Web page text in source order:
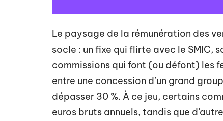
Le paysage de la rémunération des
socle : un fixe qui flirte avec le SMIC,
commissions qui font (ou défont) les
entre une concession d’un grand
dépasser 30 %. À ce jeu, certains
euros bruts annuels, tandis que